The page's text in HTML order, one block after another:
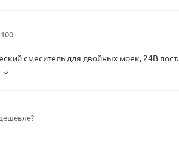
смеситель для двойных моек, 24В пост.